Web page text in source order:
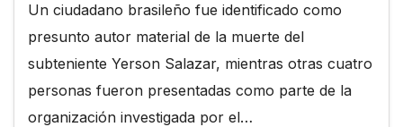
Un ciudadano brasileño fue identificado como
presunto autor material de la muerte del
subteniente Yerson Salazar, mientras otras cuatro
personas fueron presentadas como parte de la
organización investigada por el…